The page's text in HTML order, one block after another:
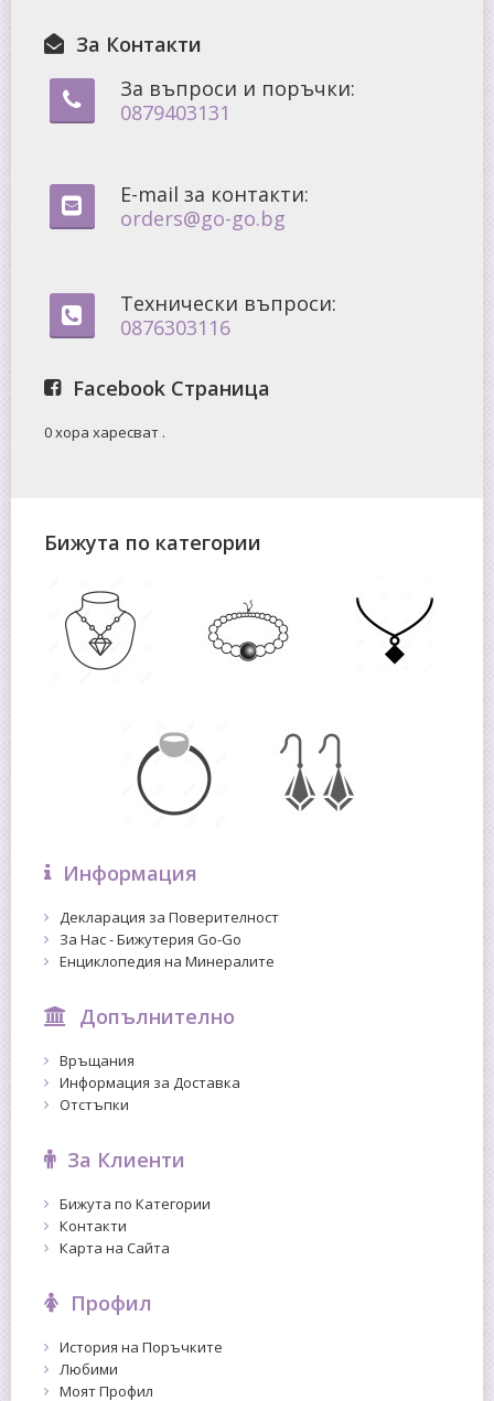
За Контакти
За въпроси и поръчки:
0879403131
E-mail за контакти:
orders@go-go.bg
Технически въпроси:
0876303116
Facebook Страница
0 хора харесват .
Бижута по категории
Информация
Декларация за Поверителност
За Нас - Бижутерия Go-Go
Енциклопедия на Минералите
Допълнително
Връщания
Информация за Доставка
Отстъпки
За Клиенти
Бижута по Категории
Контакти
Карта на Сайта
Профил
История на Поръчките
Любими
Моят Профил